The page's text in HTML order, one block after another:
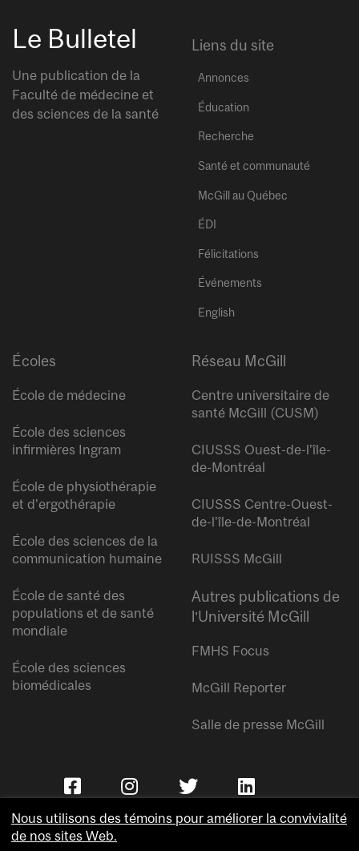
Le Bulletel
Une publication de la
Faculté de médecine et
des sciences de la santé
Liens du site
Annonces
Éducation
Recherche
Santé et communauté
McGill au Québec
ÉDI
Félicitations
Événements
English
Écoles
École de médecine
École des sciences
infirmières Ingram
École de physiothérapie
et d’ergothérapie
École des sciences de la
communication humaine
École de santé des
populations et de santé
mondiale
École des sciences
biomédicales
Réseau McGill
Centre universitaire de
santé McGill (CUSM)
CIUSSS Ouest-de-l’île-
de-Montréal
CIUSSS Centre-Ouest-
de-l’île-de-Montréal
RUISSS McGill
Autres publications de
l’Université McGill
FMHS Focus
McGill Reporter
Salle de presse McGill
Nous utilisons des témoins pour améliorer la convivialité
de nos sites Web.